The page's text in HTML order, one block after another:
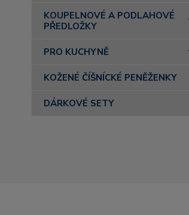
KOUPELNOVÉ A PODLAHOVÉ
PŘEDLOŽKY
PRO KUCHYNĚ
KOŽENÉ ČÍŠNÍCKÉ PENĚŽENKY
DÁRKOVÉ SETY